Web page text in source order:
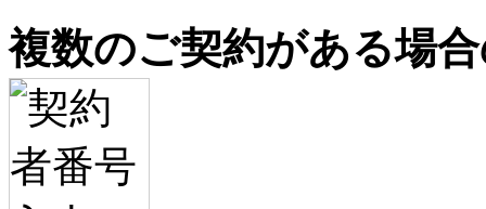
複数のご契約がある場